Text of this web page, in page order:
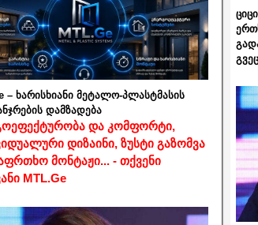
– ხარისხიანი მეტალო-პლასტმასის
დამზადება
და კომფორტი,
დიზაინი, ზუსტი გაზომვა
მონტაჟი... - თქვენი
MTL.Ge